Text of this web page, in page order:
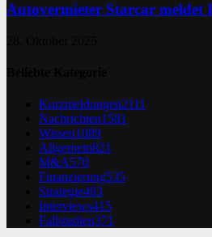
Autovermieter Starcar meldet
Kurzmeldungen2111
Nachrichten1581
Wissen1089
Allgemein821
M&A570
Finanzierung535
Strategie493
Interviews415
Fallstudien371